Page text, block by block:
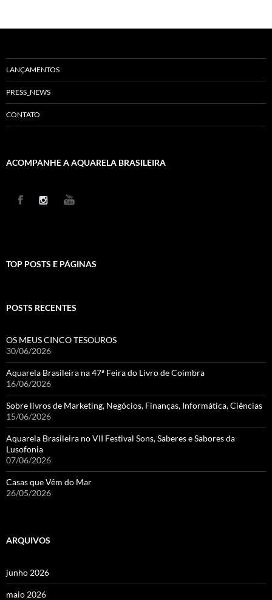
LANÇAMENTOS
PRESS_NEWS
CONTATO
ACOMPANHE A AQUARELA BRASILEIRA
TOP POSTS E PÁGINAS
POSTS RECENTES
OS MEUS CINCO TESOUROS
30/06/2026
Aquarela Brasileira na 47ª Feira do Livro de Coimbra
16/06/2026
Sobre livros de Marketing, Negócios, Finanças, Informática, Ciências
15/06/2026
Aquarela Brasileira no VII Festival Sons, Saberes e Sabores da
Lusofonia
07/06/2026
Casas que Vêm do Mar
26/05/2026
ARQUIVOS
junho 2026
maio 2026